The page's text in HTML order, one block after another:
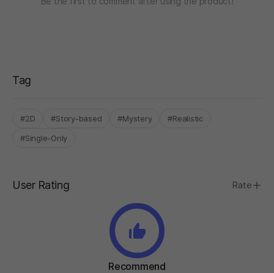
Tag
#2D #Story-based #Mystery
#Realistic
#Single-Only
User Rating Rate
Recommend